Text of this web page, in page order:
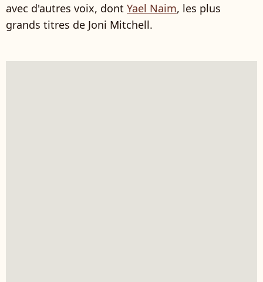
avec d'autres voix, dont Yael Naim, les plus
grands titres de Joni Mitchell.